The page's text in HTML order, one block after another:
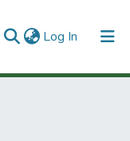
Log In (current)